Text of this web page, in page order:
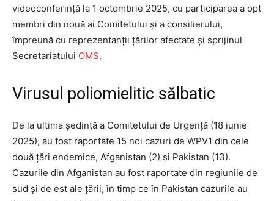
videoconferință la 1 octombrie 2025, cu participarea a opt
membri din nouă ai Comitetului și a consilierului,
împreună cu reprezentanții țărilor afectate și sprijinul
Secretariatului OMS.
Virusul poliomielitic sălbatic
De la ultima ședință a Comitetului de Urgență (18 iunie
2025), au fost raportate 15 noi cazuri de WPV1 din cele
două țări endemice, Afganistan (2) și Pakistan (13).
Cazurile din Afganistan au fost raportate din regiunile de
sud și de est ale țării, în timp ce în Pakistan cazurile au